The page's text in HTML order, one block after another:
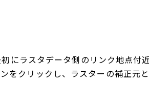
ラスタデータ側のリンク地点付近
クリックし、ラスターの補正元